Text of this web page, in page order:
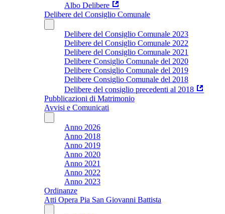
Albo Delibere
Delibere del Consiglio Comunale
Delibere del Consiglio Comunale 2023
Delibere del Consiglio Comunale 2022
Delibere del Consiglio Comunale 2021
Delibere Consiglio Comunale del 2020
Delibere Consiglio Comunale del 2019
Delibere Consiglio Comunale del 2018
Delibere del consiglio precedenti al 2018
Pubblicazioni di Matrimonio
Avvisi e Comunicati
Anno 2026
Anno 2018
Anno 2019
Anno 2020
Anno 2021
Anno 2022
Anno 2023
Ordinanze
Atti Opera Pia San Giovanni Battista